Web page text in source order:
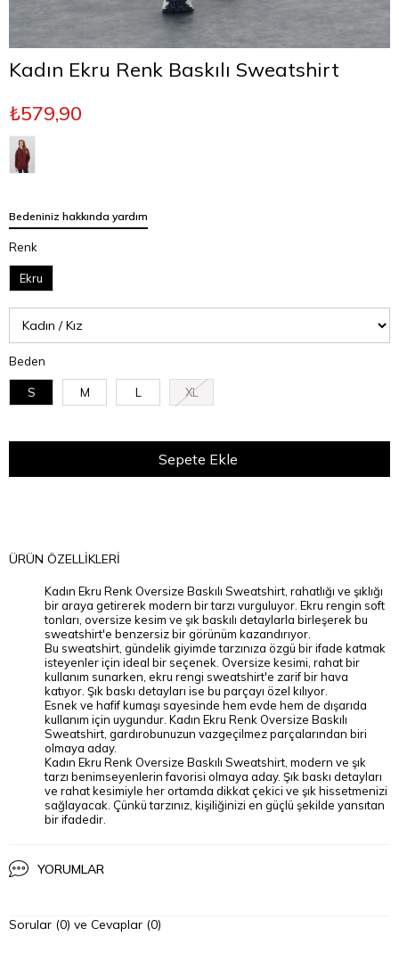
Kadın Ekru Renk Baskılı Sweatshirt
₺579,90
Bedeniniz hakkında yardım
Renk
Ekru
Beden
S M L XL
ÜRÜN ÖZELLIKLERI
Kadın Ekru Renk Oversize Baskılı Sweatshirt, rahatlığı ve şıklığı
bir araya getirerek modern bir tarzı vurguluyor. Ekru rengin soft
tonları, oversize kesim ve şık baskılı detaylarla birleşerek bu
sweatshirt'e benzersiz bir görünüm kazandırıyor.
Bu sweatshirt, gündelik giyimde tarzınıza özgü bir ifade katmak
isteyenler için ideal bir seçenek. Oversize kesimi, rahat bir
kullanım sunarken, ekru rengi sweatshirt'e zarif bir hava
katıyor. Şık baskı detayları ise bu parçayı özel kılıyor.
Esnek ve hafif kumaşı sayesinde hem evde hem de dışarıda
kullanım için uygundur. Kadın Ekru Renk Oversize Baskılı
Sweatshirt, gardırobunuzun vazgeçilmez parçalarından biri
olmaya aday.
Kadın Ekru Renk Oversize Baskılı Sweatshirt, modern ve şık
tarzı benimseyenlerin favorisi olmaya aday. Şık baskı detayları
ve rahat kesimiyle her ortamda dikkat çekici ve şık hissetmenizi
sağlayacak. Çünkü tarzınız, kişiliğinizi en güçlü şekilde yansıtan
bir ifadedir.
YORUMLAR
Sorular (0) ve Cevaplar (0)